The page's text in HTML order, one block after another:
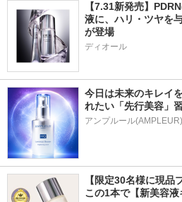
【7.31新発売】
液に、ハリ・ツヤを
が登場
ディオール
今日は未来のキレイ
れたい「先行美容」
アンプルール(AMPLEUR)
【限定30名様に現品
この1本で【新美容液